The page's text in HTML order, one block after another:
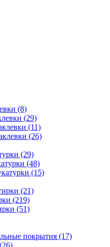
(8)
(29)
(11)
(26)
(29)
(48)
(15)
(21)
(219)
(51)
покрытия (17)